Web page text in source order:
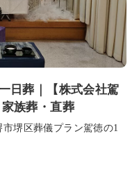
日葬｜【株式会社駕
族葬・直葬
堺区葬儀プラン駕徳の1